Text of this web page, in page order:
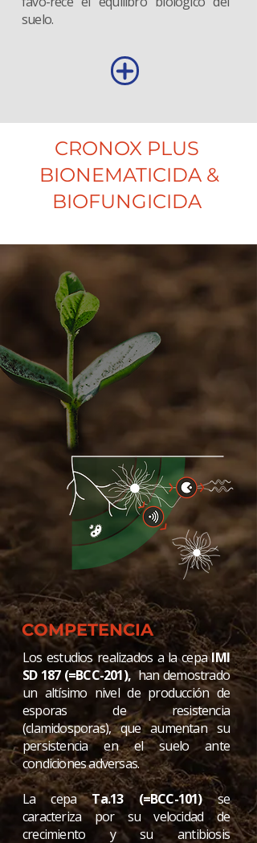
suelo.
CRONOX PLUS
BIONEMATICIDA &
BIOFUNGICIDA
COMPETENCIA
Los estudios realizados a la cepaIMI
SD 187 (=BCC-201),han demostrado
un altísimo nivel de producción de
esporas de resistencia
(clamidosporas), que aumentan su
persistencia en el suelo ante
condiciones adversas.
La cepaTa.13 (=BCC-101)se
caracteriza por su velocidad de
crecimiento y su antibiosis